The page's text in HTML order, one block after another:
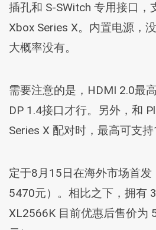
插孔和 S-SWitch 专用接口，
Xbox Series X。内置电源，
大概率没有。
需要注意的是，HDMI 2.0最
DP 1.4接口才行。另外，和
Series X 配对时，最高可支持
定于8月15日在海外市场首
5470元）。相比之下，拥有
XL2566K 目前优惠后售价为